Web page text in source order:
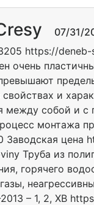
07/31/
https://
очень
свойствах и
между собой и с
монтажа
Заводская цена
Труба из
горячего
– 1, 2, ХВ